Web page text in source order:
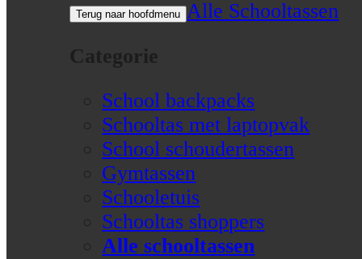
Terug naar hoofdmenu Alle Schooltassen
Categorie
School backpacks
Schooltas met laptopvak
School schoudertassen
Gymtassen
Schooletuis
Schooltas shoppers
Alle schooltassen